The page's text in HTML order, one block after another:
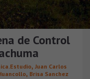
de Control
, Juan Carlos
, Brisa Sanchez